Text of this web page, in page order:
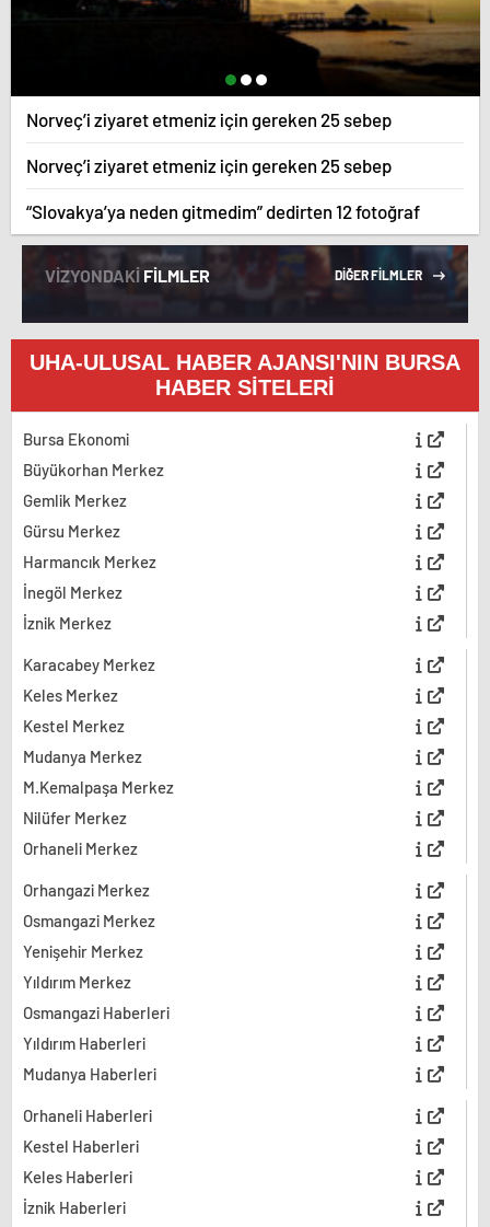
Norveç’i ziyaret etmeniz için gereken 25 sebep
Norveç’i ziyaret etmeniz için gereken 25 sebep
“Slovakya’ya neden gitmedim” dedirten 12 fotoğraf
VİZYONDAKİ FİLMLER DİĞER FİLMLER
UHA-ULUSAL HABER AJANSI'NIN BURSA
HABER SİTELERİ
Bursa Ekonomi
Büyükorhan Merkez
Gemlik Merkez
Gürsu Merkez
Harmancık Merkez
İnegöl Merkez
İznik Merkez
Karacabey Merkez
Keles Merkez
Kestel Merkez
Mudanya Merkez
M.Kemalpaşa Merkez
Nilüfer Merkez
Orhaneli Merkez
Orhangazi Merkez
Osmangazi Merkez
Yenişehir Merkez
Yıldırım Merkez
Osmangazi Haberleri
Yıldırım Haberleri
Mudanya Haberleri
Orhaneli Haberleri
Kestel Haberleri
Keles Haberleri
İznik Haberleri